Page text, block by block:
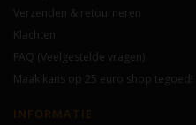
Verzenden & retourneren
Klachten
FAQ (Veelgestelde vragen)
Maak kans op 25 euro shop tegoed!
INFORMATIE